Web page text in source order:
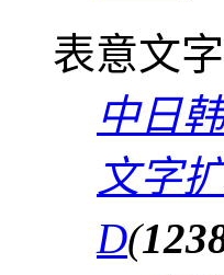
表意文
中日
文字
D(